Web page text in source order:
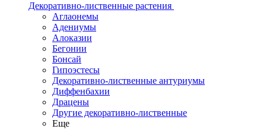
Декоративно-лиственные растения
Аглаонемы
Адениумы
Алоказии
Бегонии
Бонсай
Гипоэстесы
Декоративно-лиственные антуриумы
Диффенбахии
Драцены
Другие декоративно-лиственные
Еще